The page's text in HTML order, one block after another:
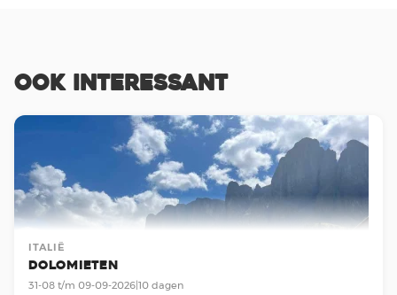
Ook interessant
ITALIË
Dolomieten
31-08 t/m 09-09-2026 10 dagen